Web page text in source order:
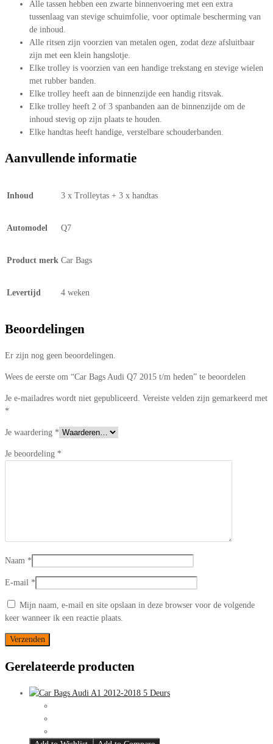
Alle tassen hebben een zwarte binnenvoering met een extra
tussenlaag van stevige schuimfolie, voor optimale bescherming van
de inhoud.
Alle ritsen zijn voorzien van metalen ogen, zodat deze afsluitbaar
zijn met een klein hangslotje.
Elke trolley is voorzien van een handige trekstang en stevige wielen
met rubber banden.
Elke trolley heeft aan de binnenzijde een handig ritsvak.
Elke trolley heeft 2 of 3 spanbanden aan de binnenzijde om de
inhoud stevig op zijn plaats te houden.
Elke handtas heeft handige, verstelbare schouderbanden.
Aanvullende informatie
Inhoud 3 x Trolleytas + 3 x handtas
Automodel Q7
Product merk Car Bags
Levertijd 4 weken
Beoordelingen
Er zijn nog geen beoordelingen.
Wees de eerste om “Car Bags Audi Q7 2015 t/m heden” te beoordelen
Je e-mailadres wordt niet gepubliceerd. Vereiste velden zijn gemarkeerd met
*
Je waardering *
Je beoordeling *
Naam *
E-mail *
Mijn naam, e-mail en site opslaan in deze browser voor de volgende
keer wanneer ik een reactie plaats.
Gerelateerde producten